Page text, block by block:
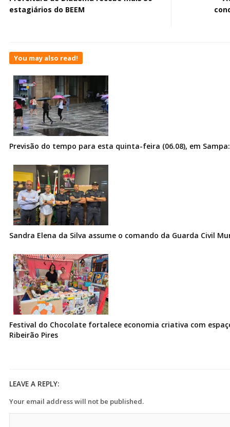
estagiários do BEEM
You may also read!
Previsão do tempo para esta quinta-feira (06.08), em
Sandra Elena da Silva assume o comando da Guarda Civil
Festival do Chocolate fortalece economia criativa com
Ribeirão Pires
LEAVE A REPLY:
Your email address will not be published.